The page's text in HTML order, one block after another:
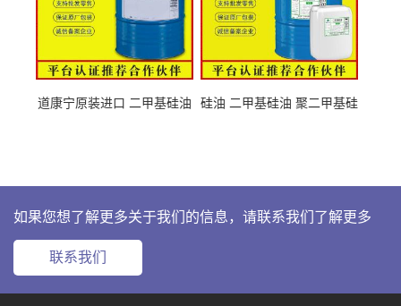
道康宁原装进口 二甲基硅油
硅油 二甲基硅油 聚二甲基硅
如果您想了解更多关于我们的信息，请联系我们了解更多
联系我们